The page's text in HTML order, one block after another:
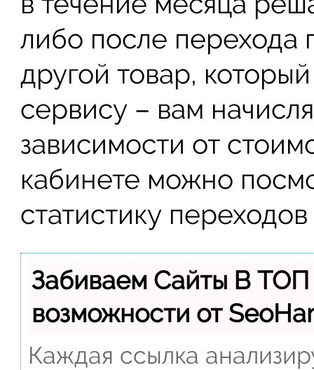
либо после перехода
другой товар,
сервису – вам
зависимости от
кабинете можно
статистику
Забиваем Сайты В
возможности от
Каждая ссылка